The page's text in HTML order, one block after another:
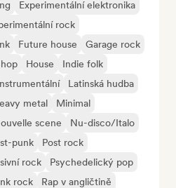
Experimentální elektronika
rock
Future house
Garage rock
House
Indie folk
Latinská hudba
metal
Minimal
scene
Nu-disco/Italo
punk
Post rock
rock
Psychedelický pop
rock
Rap v angličtině